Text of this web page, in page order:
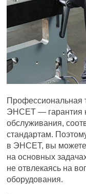
Профессиональная
ЭНСЕТ — гарантия
обслуживания,
стандартам.
в ЭНСЕТ, вы можете
на основных
не отвлекаясь на
оборудования.